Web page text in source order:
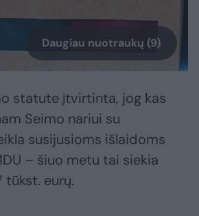
Daugiau nuotraukų (9)
statute įtvirtinta, jog kas
Seimo nariui su
susijusioms išlaidoms
– šiuo metu tai siekia
tūkst. eurų.